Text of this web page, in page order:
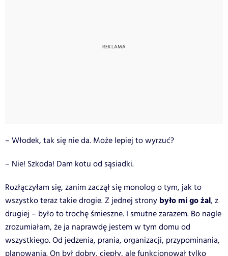
– Włodek, tak się nie da. Może lepiej to wyrzuć?
– Nie! Szkoda! Dam kotu od sąsiadki.
Rozłączyłam się, zanim zaczął się monolog o tym, jak to
wszystko teraz takie drogie. Z jednej strony było mi go żal, z
drugiej – było to trochę śmieszne. I smutne zarazem. Bo nagle
zrozumiałam, że ja naprawdę jestem w tym domu od
wszystkiego. Od jedzenia, prania, organizacji, przypominania,
planowania. On był dobry, ciepły, ale funkcjonował tylko